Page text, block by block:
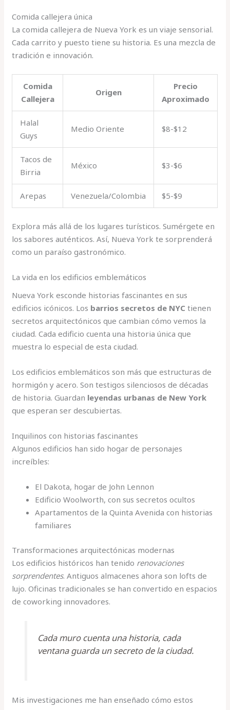
Comida callejera única
La comida callejera de Nueva York es un viaje sensorial.
Cada carrito y puesto tiene su historia. Es una mezcla de
tradición e innovación.
Comida
Callejera
Origen
Precio
Aproximado
Halal
Guys
Medio Oriente $8-$12
Tacos de
Birria
México $3-$6
Arepas Venezuela/Colombia $5-$9
Explora más allá de los lugares turísticos. Sumérgete en
los sabores auténticos. Así, Nueva York te sorprenderá
como un paraíso gastronómico.
La vida en los edificios emblemáticos
Nueva York esconde historias fascinantes en sus
edificios icónicos. Los barrios secretos de NYC tienen
secretos arquitectónicos que cambian cómo vemos la
ciudad. Cada edificio cuenta una historia única que
muestra lo especial de esta ciudad.
Los edificios emblemáticos son más que estructuras de
hormigón y acero. Son testigos silenciosos de décadas
de historia. Guardan leyendas urbanas de New York
que esperan ser descubiertas.
Inquilinos con historias fascinantes
Algunos edificios han sido hogar de personajes
increíbles:
El Dakota, hogar de John Lennon
Edificio Woolworth, con sus secretos ocultos
Apartamentos de la Quinta Avenida con historias
familiares
Transformaciones arquitectónicas modernas
Los edificios históricos han tenido renovaciones
sorprendentes. Antiguos almacenes ahora son lofts de
lujo. Oficinas tradicionales se han convertido en espacios
de coworking innovadores.
Cada muro cuenta una historia, cada
ventana guarda un secreto de la ciudad.
Mis investigaciones me han enseñado cómo estos